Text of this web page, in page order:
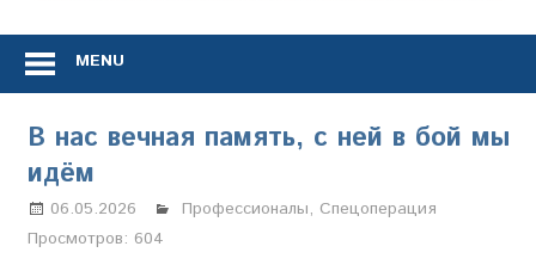
Сил
Российской
Федерации
*
выходит
с
1
января
MENU
В нас вечная память, с ней в бой мы
идём
06.05.2026 Настя Свиридова
Профессионалы, Спецоперация
Просмотров: 604